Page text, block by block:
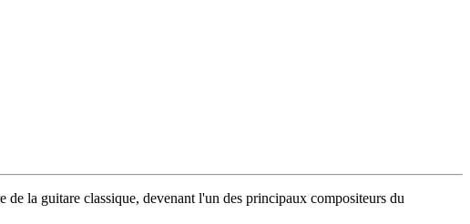
la guitare classique, devenant l'un des principaux compositeurs du